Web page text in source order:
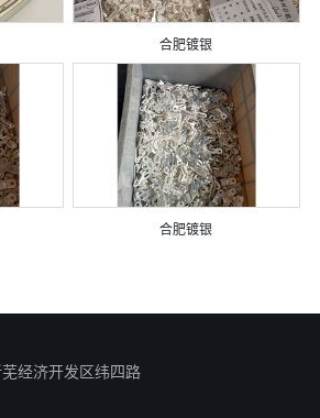
合肥镀银
合肥镀银
经济开发区纬四路